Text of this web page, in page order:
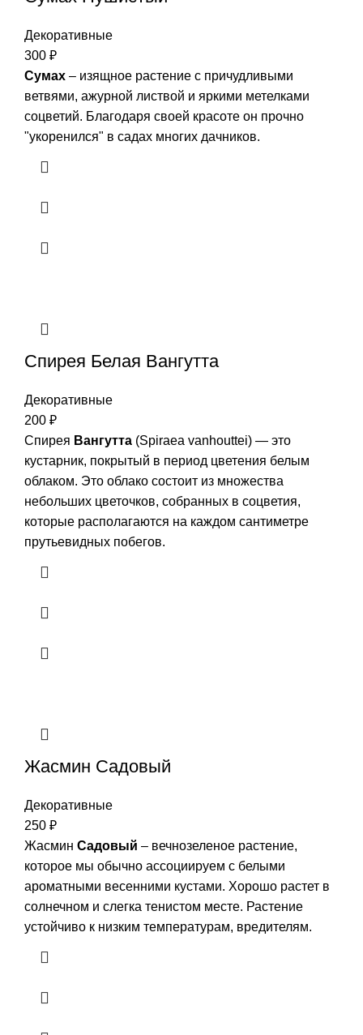
Декоративные
300 ₽
Сумах – изящное растение с причудливыми
ветвями, ажурной листвой и яркими метелками
соцветий. Благодаря своей красоте он прочно
"укоренился" в садах многих дачников.
Спирея Белая Вангутта
Декоративные
200 ₽
Спирея Вангутта (Spiraea vanhouttei) — это
кустарник, покрытый в период цветения белым
облаком. Это облако состоит из множества
небольших цветочков, собранных в соцветия,
которые располагаются на каждом сантиметре
прутьевидных побегов.
Жасмин Садовый
Декоративные
250 ₽
Жасмин Садовый – вечнозеленое растение,
которое мы обычно ассоциируем с белыми
ароматными весенними кустами. Хорошо растет в
солнечном и слегка тенистом месте. Растение
устойчиво к низким температурам, вредителям.